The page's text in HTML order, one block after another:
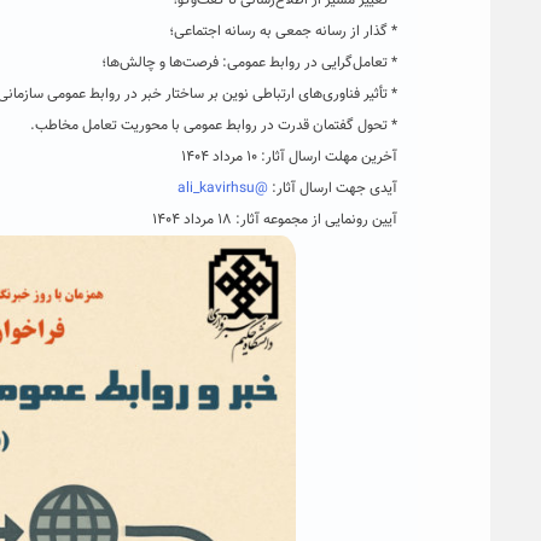
* گذار از رسانه جمعی به رسانه اجتماعی؛
* تعامل‌گرایی در روابط عمومی: فرصت‌ها و چالش‌ها؛
* تأثیر فناوری‌های ارتباطی نوین بر ساختار خبر در روابط عمومی
* تحول گفتمان قدرت در روابط عمومی با محوریت تعامل مخاطب.
آخرین مهلت ارسال آثار: ۱۰ مرداد ۱۴۰۴
آیدی جهت ارسال آثار: @ali_kavirhsu
آیین رونمایی از مجموعه آثار: ۱۸ مرداد ۱۴۰۴